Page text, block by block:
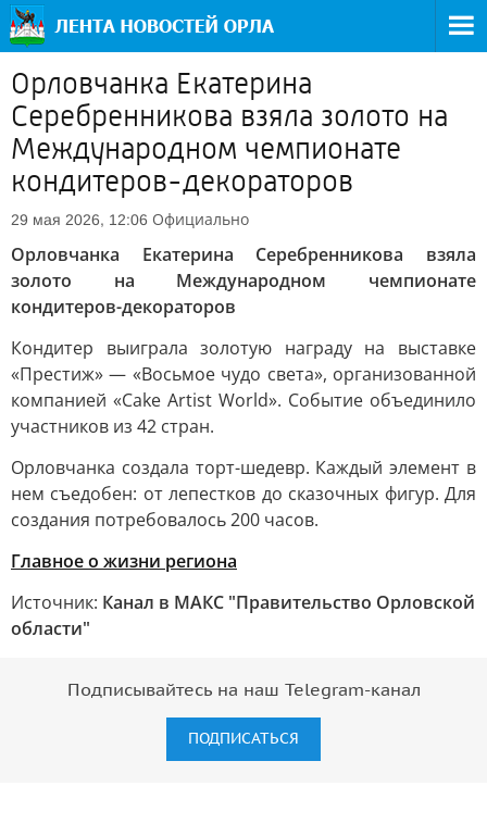
Орловчанка Екатерина
Серебренникова взяла золото на
Международном чемпионате
кондитеров-декораторов
29 мая 2026, 12:06 Официально
Орловчанка Екатерина Серебренникова взяла
золото на Международном чемпионате
кондитеров-декораторов
Кондитер выиграла золотую награду на выставке
«Престиж» — «Восьмое чудо света», организованной
компанией «Cake Artist World». Событие объединило
участников из 42 стран.
Орловчанка создала торт-шедевр. Каждый элемент в
нем съедобен: от лепестков до сказочных фигур. Для
создания потребовалось 200 часов.
Главное о жизни региона
Источник: Канал в МАКС "Правительство Орловской
области"
Подписывайтесь на наш Telegram-канал
ПОДПИСАТЬСЯ